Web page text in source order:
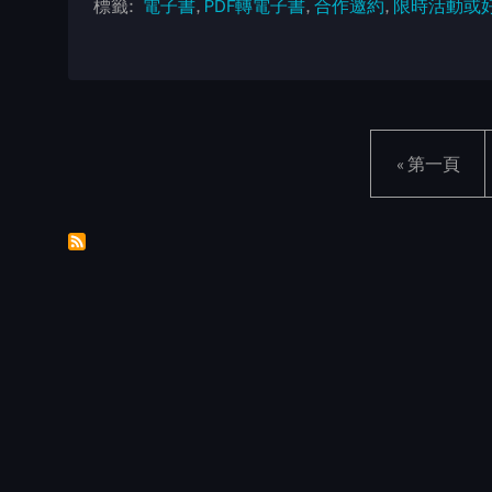
標籤
電子書 PDF轉電子書 合作邀約 限時活動或
First page
« 第一頁